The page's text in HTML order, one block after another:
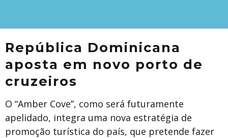
República Dominicana
aposta em novo porto de
cruzeiros
O “Amber Cove”, como será futuramente
apelidado, integra uma nova estratégia de
promoção turística do país, que pretende fazer